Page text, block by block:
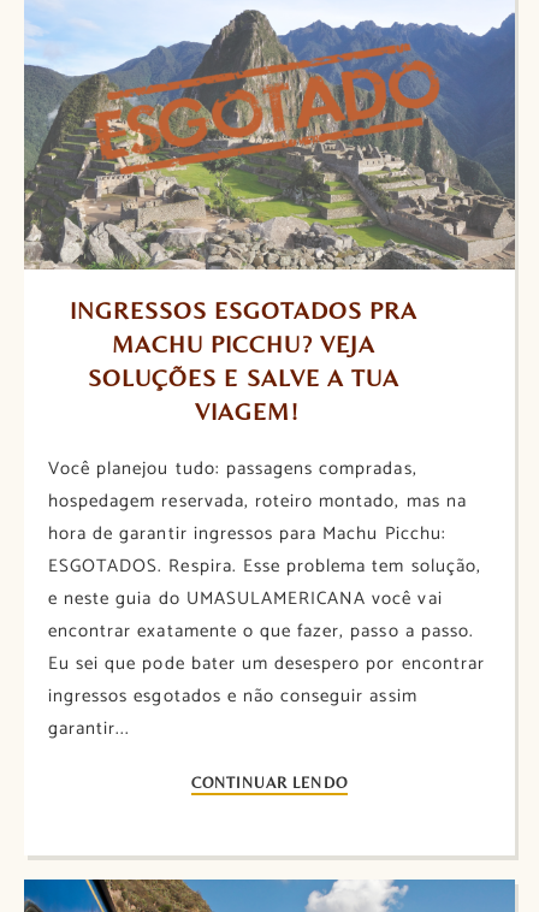
INGRESSOS ESGOTADOS PRA
MACHU PICCHU? VEJA
SOLUÇÕES E SALVE A TUA
VIAGEM!
Você planejou tudo: passagens compradas,
hospedagem reservada, roteiro montado, mas na
hora de garantir ingressos para Machu Picchu:
ESGOTADOS. Respira. Esse problema tem solução,
e neste guia do UMASULAMERICANA você vai
encontrar exatamente o que fazer, passo a passo.
Eu sei que pode bater um desespero por encontrar
ingressos esgotados e não conseguir assim
garantir...
CONTINUAR LENDO